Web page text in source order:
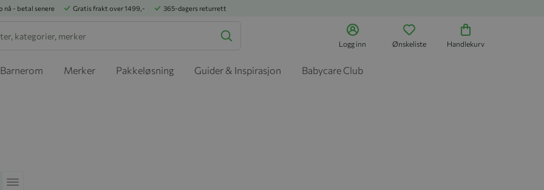
nå - betal senere Gratis frakt over 1499,- 365-dagers returrett
Logg inn Ønskeliste Handlekurv
Barnerom Merker Pakkeløsning Guider & Inspirasjon Babycare Club
Liste